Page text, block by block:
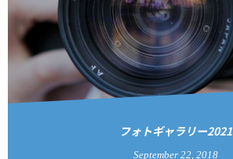
フォトギャラリー2021
September 22 2018